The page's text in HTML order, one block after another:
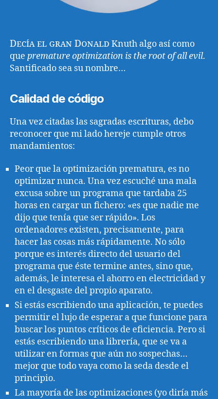
Decía el gran Donald Knuth algo así como
que premature optimization is the root of all evil.
Santificado sea su nombre…
Calidad de código
Una vez citadas las sagradas escrituras, debo
reconocer que mi lado hereje cumple otros
mandamientos:
Peor que la optimización prematura, es no
optimizar nunca. Una vez escuché una mala
excusa sobre un programa que tardaba 25
horas en cargar un fichero: «es que nadie me
dijo que tenía que ser rápido». Los
ordenadores existen, precisamente, para
hacer las cosas más rápidamente. No sólo
porque es interés directo del usuario del
programa que éste termine antes, sino que,
además, le interesa el ahorro en electricidad y
en el desgaste del propio aparato.
Si estás escribiendo una aplicación, te puedes
permitir el lujo de esperar a que funcione para
buscar los puntos críticos de eficiencia. Pero si
estás escribiendo una librería, que se va a
utilizar en formas que aún no sospechas…
mejor que todo vaya como la seda desde el
principio.
La mayoría de las optimizaciones (yo diría más